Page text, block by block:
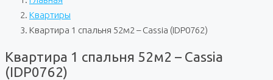
Квартиры
Квартира 1 спальня 52м2 – Cassia (IDP0762)
Квартира 1 спальня 52м2 – Cassia
(IDP0762)